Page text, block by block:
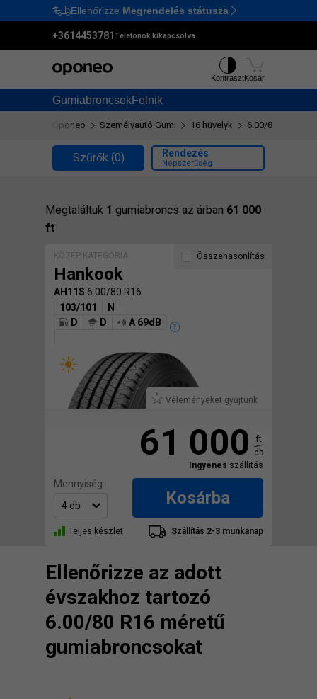
Ctrl M
Ellenőrizze Megrendelés státusza
+3614453781Telefonok kikapcsolva
GumiabroncsokFelnik
KontrasztKosár
Oponeo Személyautó Gumi 16 hüvelyk 6.00/80 R16
Szűrők (0)
Megtaláltuk 1 gumiabroncs az árban 61 000
ft
Rendezés
Népszerűség
KÖZÉP KATEGÓRIA
Hankook
AH11S 6.00/80 R16
103/101
N
D
D A 69dB
Véleményeket gyűjtünk
Összehasonlítás
61 000
ft
db
Ingyenes szállitás
Mennyiség:
Kosárba
Teljes készlet Szállítás 2-3 munkanap
Ellenőrizze az adott
évszakhoz tartozó
6.00/80 R16 méretű
gumiabroncsokat